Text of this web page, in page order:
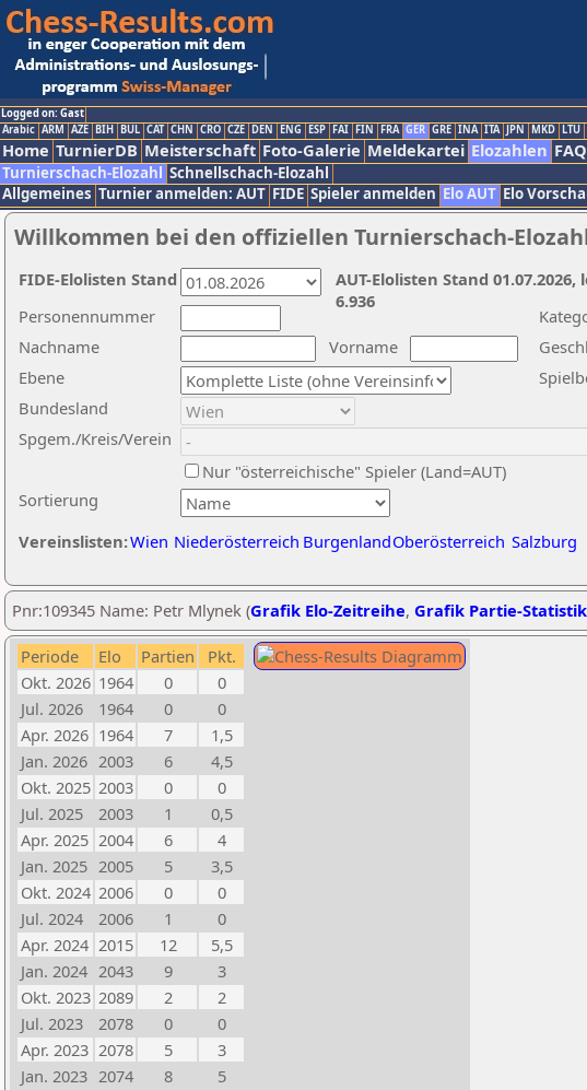
Logged on: Gast
Arabic ARM AZE BIH BUL CAT CHN CRO CZE DEN ENG ESP FAI FIN FRA GER GRE INA ITA JPN MKD LTU
Home TurnierDB Meisterschaft Foto-Galerie Meldekartei Elozahlen FAQ
Turnierschach-Elozahl Schnellschach-Elozahl
Allgemeines Turnier anmelden: AUT FIDE Spieler anmelden Elo AUT Elo
Willkommen bei den offiziellen Turnierschach-
Nachname
Vorname
Ebene
Sortierung
Personennummer
Bundesland
Spgem./Kreis/Verein
Nur "österreichische" Spieler (Land=AUT)
Vereinslisten:Wien Niederösterreich BurgenlandOberösterreich Salzburg
AUT-Elolisten Stand
6.936
FIDE-Elolisten Stand
Pnr:109345 Name: Petr Mlynek (Grafik Elo-Zeitreihe, Grafik Partie-Statistik
Periode Elo Partien
Pkt.
Okt. 2026 1964 0
0
Jul. 2026
1964 0
0
Apr. 2026 1964 7
1,5
Jan. 2026 2003 6
4,5
Okt. 2025 2003 0
0
Jul. 2025
2003 1
0,5
Apr. 2025 2004 6
4
Jan. 2025 2005 5
3,5
Okt. 2024 2006 0
0
Jul. 2024
2006 1
0
Apr. 2024 2015 12
5,5
Jan. 2024 2043 9
3
Okt. 2023 2089 2
2
Jul. 2023
2078 0
0
Apr. 2023 2078 5
3
Jan. 2023 2074 8
5